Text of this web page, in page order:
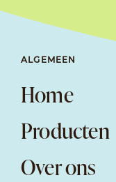
ALGEMEEN
Home
Producten
Over ons